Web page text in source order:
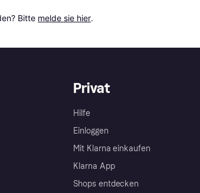
Bitte melde sie hier.
Privat
Hilfe
Einloggen
Mit Klarna einkaufen
Klarna App
Shops entdecken